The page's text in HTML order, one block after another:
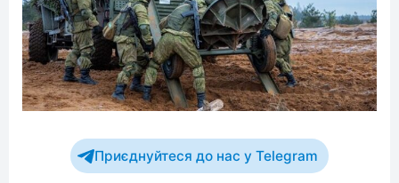
Приєднуйтеся до нас у Telegram